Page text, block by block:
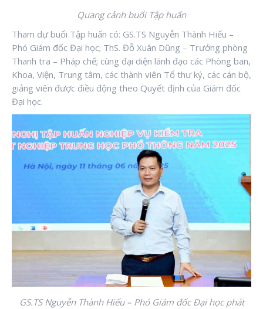
Quang cảnh buổi Tập huấn
Tham dự buổi Tập huấn có: GS.TS Nguyễn Thành Hiếu –
Phó Giám đốc Đại học; ThS. Đỗ Xuân Dũng – Trưởng phòng
Thanh tra – Pháp chế; cùng đại diện lãnh đạo các Phòng ban,
Khoa, Viện, Trung tâm, các thành viên Tổ thư ký, các cán bộ,
giảng viên được điều động theo Quyết định của Giám đốc
Đại học.
GS.TS Nguyễn Thành Hiếu – Phó Giám đốc Đại học phát